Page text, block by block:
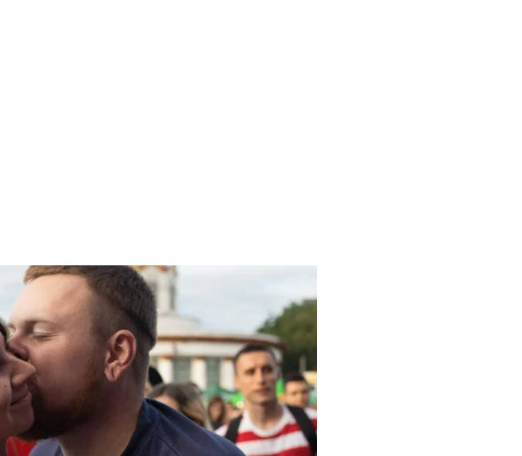
2019 года
— начался 9 июля и продлится почти
DILEMMA, LAUD, ONUKA и другие.
— рассказывает молодая женщина, она
побыть подольше, останусь